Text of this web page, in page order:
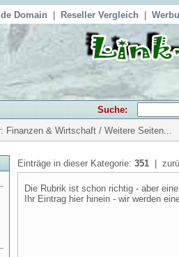
Domain Reseller Vergleich
Suche:
Finanzen & Wirtschaft / Weitere Seiten...
Einträge in dieser Kategorie: 351 |
Die Rubrik ist schon richtig - aber
Ihr Eintrag hier hinein - wir werden